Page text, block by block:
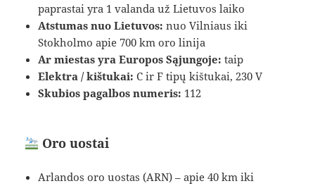
paprastai yra 1 valanda už Lietuvos laiko
Atstumas nuo Lietuvos: nuo Vilniaus iki
Stokholmo apie 700 km oro linija
Ar miestas yra Europos Sąjungoje: taip
Elektra / kištukai: C ir F tipų kištukai, 230 V
Skubios pagalbos numeris: 112
Oro uostai
Arlandos oro uostas (ARN) – apie 40 km iki